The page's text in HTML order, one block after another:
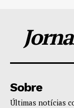
Sobre
Últimas notícias